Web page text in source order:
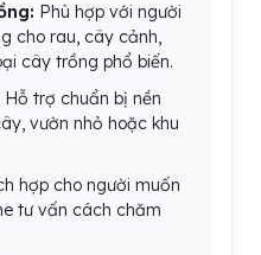
Phù hợp với người
cho rau, cây cảnh,
cây trồng phổ biến.
Hỗ trợ chuẩn bị nền
vườn nhỏ hoặc khu
hợp cho người muốn
tư vấn cách chăm